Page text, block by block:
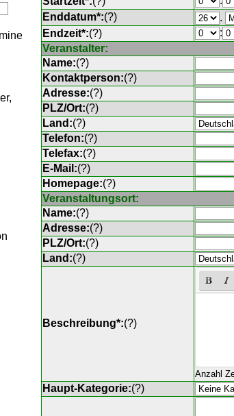
Enddatum*:(?) .
Endzeit*:(?) :
Veranstalter:
Name:(?)
Kontaktperson:(?)
Adresse:(?)
PLZ/Ort:(?)
Land:(?)
Telefon:(?)
Telefax:(?)
E-Mail:(?)
Homepage:(?)
Veranstaltungsort:
Name:(?)
Adresse:(?)
PLZ/Ort:(?)
Land:(?)
Beschreibung*:(?)
Anzahl
Haupt-Kategorie:(?)